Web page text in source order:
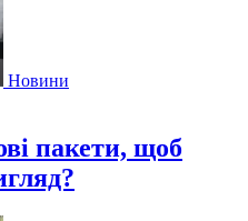
Новини
пакети, щоб